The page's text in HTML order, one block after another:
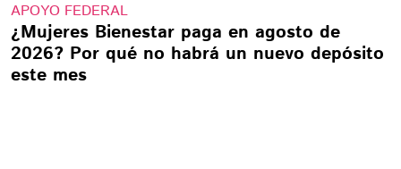
APOYO FEDERAL
¿Mujeres Bienestar paga en agosto de
2026? Por qué no habrá un nuevo depósito
este mes